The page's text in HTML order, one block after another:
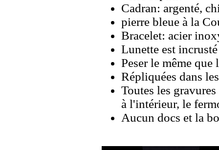
Cadran: argenté,
pierre bleue à la
Bracelet: acier
Lunette est
Peser le même
Répliquées dans
Toutes les
à l'intérieur, le
Aucun docs et la